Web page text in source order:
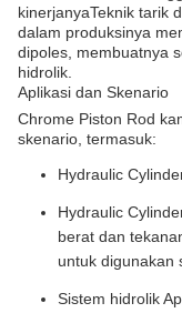
kinerjanyaTeknik tarik
dalam produksinya
dipoles, membuatnya
hidrolik.
Aplikasi dan Skenario
Chrome Piston Rod
skenario, termasuk:
Hydraulic
Hydraulic
berat dan
untuk digunakan
Sistem hidrolik